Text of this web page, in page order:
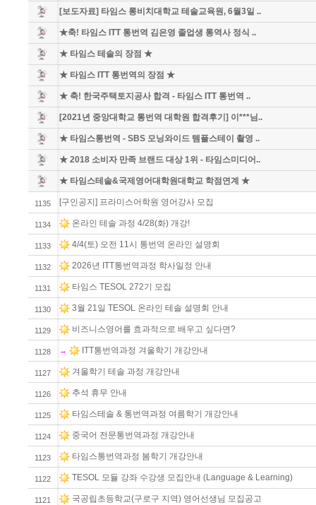
[보도자료] 타임스 롱비치대학교 테솔교육원, 6월3일 ..
★축! 타임스 ITT 통번역 김은영 졸업생 통역사 정식 ..
★ 타임스 테솔의 장점 ★
★ 타임스 ITT 통번역의 장점 ★
★ 축! 한국주택토지공사 합격 - 타임스 ITT 통번역 ..
[2021년 중앙대학교 통번역 대학원 합격후기] 이***님..
★ 타임스통번역 - SBS 모닝와이드 템플스테이 촬영 ..
★ 2018 소비자 만족 브랜드 대상 1위 - 타임스미디어..
★ 타임스테솔&국제영어대학원대학교 학점연계 ★
1135 [구인공지] 프라미스어학원 영어강사 모집
1134 온라인 테솔 과정 4/28(화) 개강!
1133 4/4(토) 오전 11시 통번역 온라인 설명회
1132 2026년 ITT통번역과정 학사일정 안내
1131 타임스 TESOL 272기 모집
1130 3월 21일 TESOL 온라인 테솔 설명회 안내
1129 비즈니스영어를 효과적으로 배우고 싶다면?
1128 → ITT통번역과정 겨울학기 개강안내
1127 겨울학기 테솔 과정 개강안내
1126 추석 휴무 안내
1125 타임스테솔 & 통번역과정 여름학기 개강안내
1124 중국어 전문통번역과정 개강안내
1123 타임스통번역과정 봄학기 개강안내
1122 TESOL 모듈 강좌 수강생 모집안내 (Language & Learning)
1121 국공립초등학교(구로구 지역) 영어선생님 모집공고